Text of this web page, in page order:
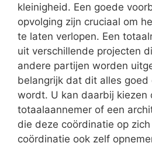
kleinigheid. Een goede
opvolging zijn cruciaal om
te laten verlopen. Een
uit verschillende projecten
andere partijen worden
belangrijk dat dit alles goed
wordt. U kan daarbij kiezen
totaalaannemer of een
die deze coördinatie op
coördinatie ook zelf